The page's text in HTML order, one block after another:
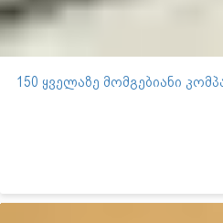
150 ყველაზე მომგებიანი